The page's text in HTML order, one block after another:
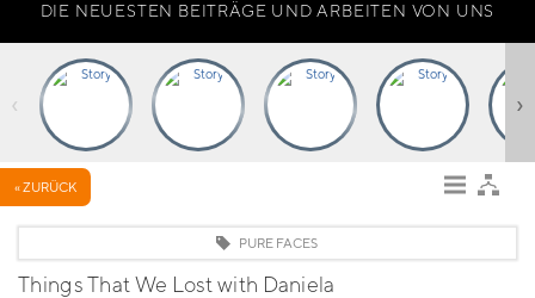
DIE NEUESTEN BEITRÄGE UND ARBEITEN VON UNS
‹ ›
« ZURÜCK
PURE FACES
Things That We Lost with Daniela